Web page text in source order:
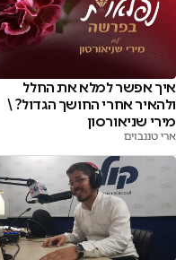
איך אפשר למלא את החלל
ולהאיר אחרי החושך הגדול? \
מירי שניאורסון
ארי טננבוים